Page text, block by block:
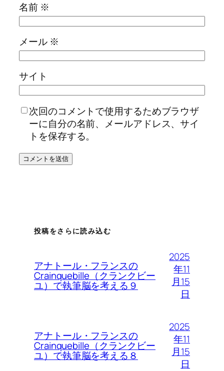
名前 ※
メール ※
サイト
次回のコメントで使用するためブラウザ
ーに自分の名前、メールアドレス、サイ
トを保存する。
投稿をさらに読み込む
アナトール・フランスの
Crainquebille（クランクビー
ユ）で執筆脳を考える９
2025
年11
月15
日
アナトール・フランスの
Crainquebille（クランクビー
ユ）で執筆脳を考える８
2025
年11
月15
日